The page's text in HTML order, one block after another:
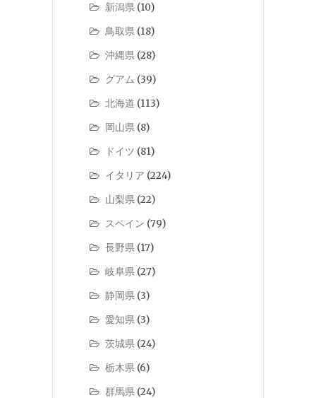
新潟県 (10)
鳥取県 (18)
沖縄県 (28)
グアム (39)
北海道 (113)
岡山県 (8)
ドイツ (81)
イタリア (224)
山梨県 (22)
スペイン (79)
長野県 (17)
岐阜県 (27)
静岡県 (3)
愛知県 (3)
茨城県 (24)
栃木県 (6)
群馬県 (24)